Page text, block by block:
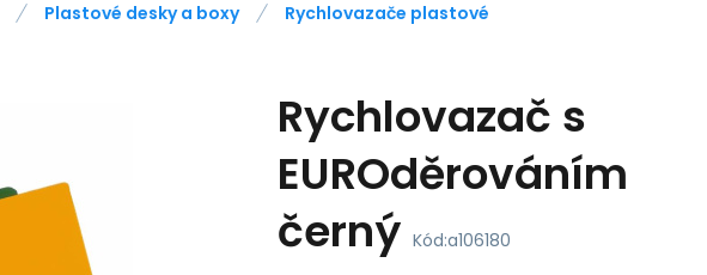
Plastové desky a boxy
Rychlovazače plastové
Rychlovazač s
EUROděrováním
černý Kód:a106180